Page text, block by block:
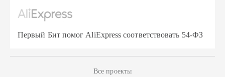
Первый Бит помог AliExpress соответствовать 54-ФЗ
Все проекты